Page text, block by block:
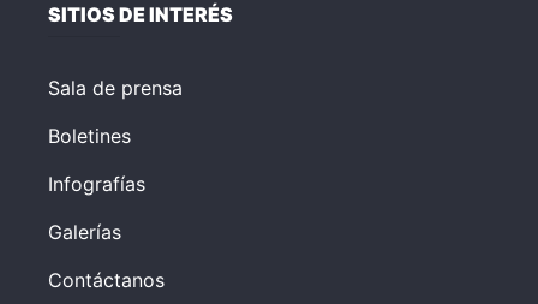
SITIOS DE INTERÉS
Sala de prensa
Boletines
Infografías
Galerías
Contáctanos